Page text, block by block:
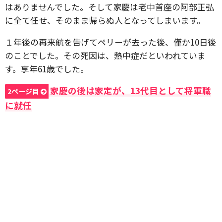
はありませんでした。そして家慶は老中首座の阿部正弘
に全て任せ、そのまま帰らぬ人となってしまいます。
１年後の再来航を告げてペリーが去った後、僅か10日後
のことでした。その死因は、熱中症だといわれていま
す。享年61歳でした。
2ページ目
家慶の後は家定が、13代目として将軍職
に就任